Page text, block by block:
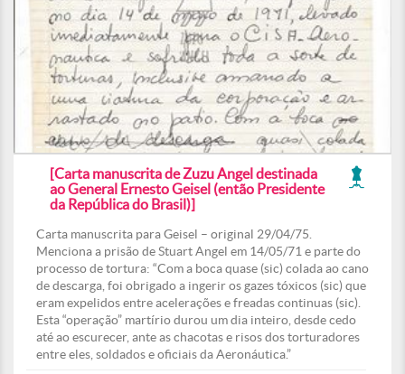
[Carta manuscrita de Zuzu Angel destinada
ao General Ernesto Geisel (então Presidente
da República do Brasil)]
Carta manuscrita para Geisel – original 29/04/75.
Menciona a prisão de Stuart Angel em 14/05/71 e parte do
processo de tortura: “Com a boca quase (sic) colada ao cano
de descarga, foi obrigado a ingerir os gazes tóxicos (sic) que
eram expelidos entre acelerações e freadas continuas (sic).
Esta “operação” martírio durou um dia inteiro, desde cedo
até ao escurecer, ante as chacotas e risos dos torturadores
entre eles, soldados e oficiais da Aeronáutica.”